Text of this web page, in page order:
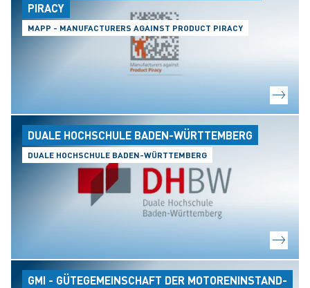
PIRACY
MAPP - MANUFACTURERS AGAINST PRODUCT PIRACY
DUALE HOCHSCHULE BADEN-WÜRTTEMBERG
DUALE HOCHSCHULE BADEN-WÜRTTEMBERG
GMI - GÜTEGEMEINSCHAFT DER MOTORENINSTAND-